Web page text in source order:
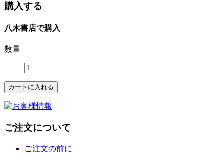
購入する
八木書店で購入
数量
ご注文について
ご注文の前に